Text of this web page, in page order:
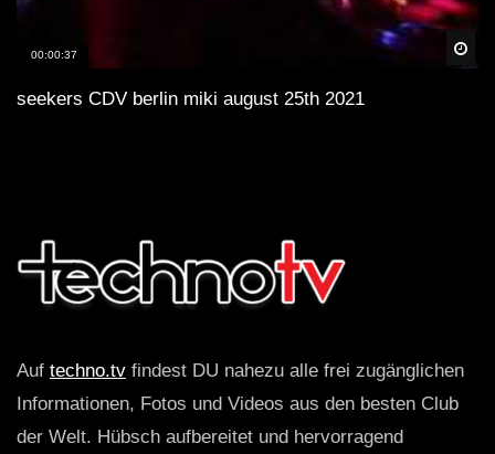
00:00:37
seekers CDV berlin miki august 25th 2021
Auf techno.tv findest DU nahezu alle frei zugänglichen
Informationen, Fotos und Videos aus den besten Club
der Welt. Hübsch aufbereitet und hervorragend